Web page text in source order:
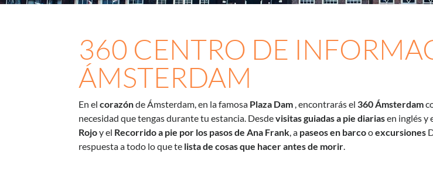
360 CENTRO DE
ÁMSTERDAM
En elcorazónde Ámsterdam, en la famosa Plaza Dam , encontrarás el 360 Ámsterdam
necesidad que tengas durante tu estancia. Desdevisitas guiadas a pie diariasen inglés y
Rojoy el Recorrido a pie por los pasos de Ana Frank, a paseos en barcooexcursiones
respuesta a todo lo que te lista de cosas que hacer antes de morir.